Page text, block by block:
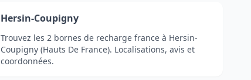
Hersin-Coupigny
Trouvez les 2 bornes de recharge france à Hersin-
Coupigny (Hauts De France). Localisations, avis et
coordonnées.